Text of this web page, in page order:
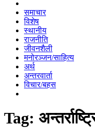
समाचार
विशेष
स्थानीय
राजनीति
जीवनशैली
मनोरञ्जन/साहित्य
अर्थ
अन्तरवार्ता
विचार/बहस
Tag: